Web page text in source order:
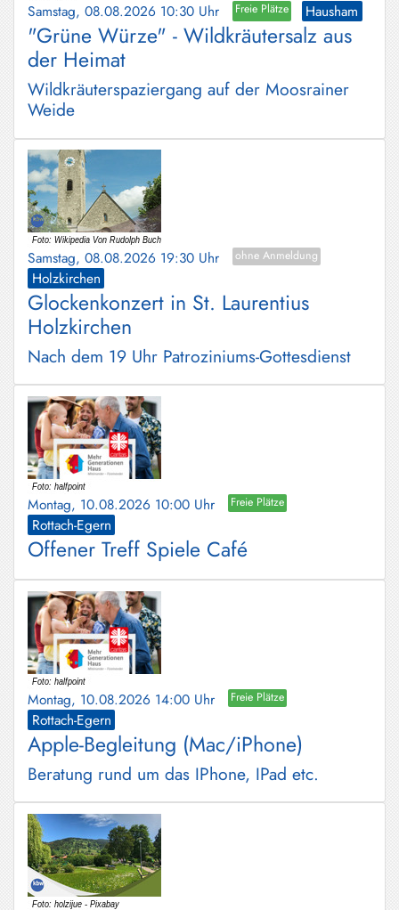
Samstag, 08.08.2026 10:30 Uhr Freie Plätze Hausham
"Grüne Würze" - Wildkräutersalz aus
der Heimat
Wildkräuterspaziergang auf der Moosrainer
Weide
Samstag, 08.08.2026 19:30 Uhr ohne Anmeldung
Holzkirchen
Glockenkonzert in St. Laurentius
Holzkirchen
Nach dem 19 Uhr Patroziniums-Gottesdienst
Montag, 10.08.2026 10:00 Uhr Freie Plätze
Rottach-Egern
Offener Treff Spiele Café
Montag, 10.08.2026 14:00 Uhr Freie Plätze
Rottach-Egern
Apple-Begleitung (Mac/iPhone)
Beratung rund um das IPhone, IPad etc.
Neuhaus
Niklasreuth
Otterfing
Egern
Schaftlach
/
Waakirchen
Schliersee
Tegernsee
Warngau
/
Wall
Weyarn